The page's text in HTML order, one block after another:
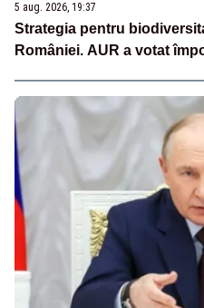
5 aug. 2026, 19:37
Strategia pentru
României. AUR a votat